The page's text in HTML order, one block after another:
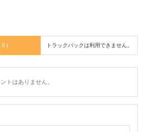
0 ) トラックバックは利用できません。
トはありません。